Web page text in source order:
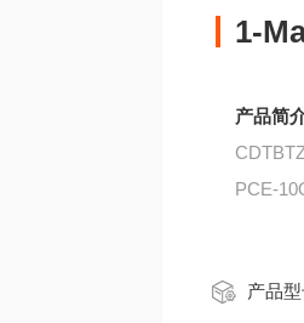
1-
产品简
PCE-
DTS（
产品型